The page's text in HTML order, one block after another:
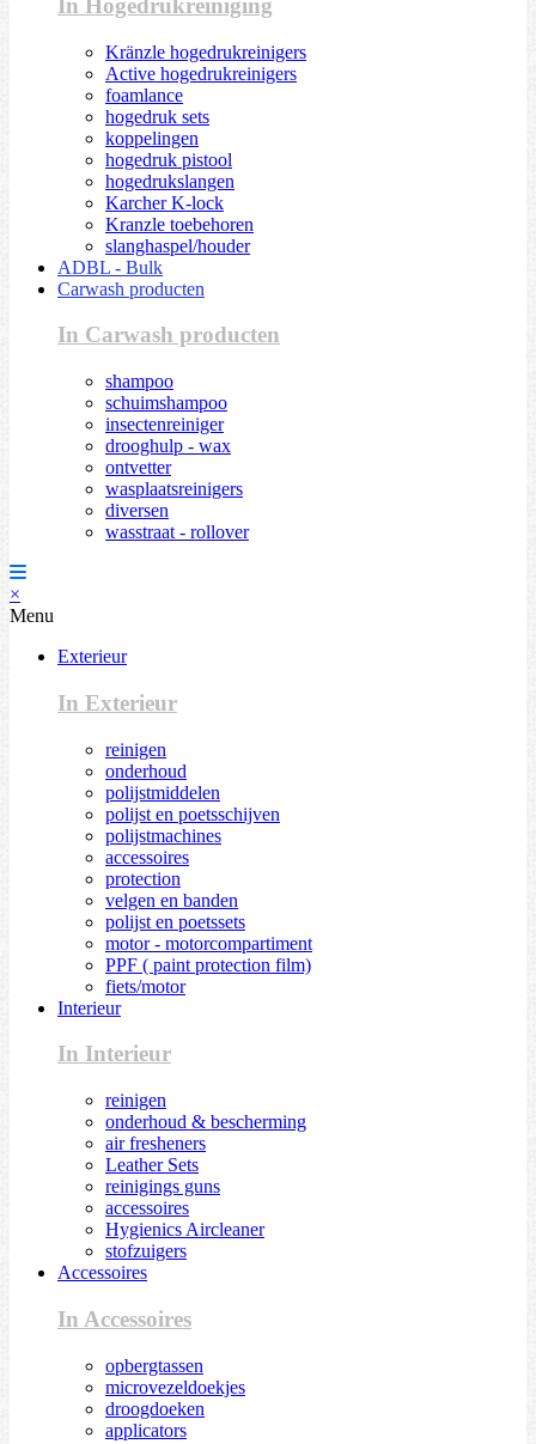
In Hogedrukreiniging
Kränzle hogedrukreinigers
Active hogedrukreinigers
foamlance
hogedruk sets
koppelingen
hogedruk pistool
hogedrukslangen
Karcher K-lock
Kranzle toebehoren
slanghaspel/houder
ADBL - Bulk
Carwash producten
In Carwash producten
shampoo
schuimshampoo
insectenreiniger
drooghulp - wax
ontvetter
wasplaatsreinigers
diversen
wasstraat - rollover
×
Menu
Exterieur
In Exterieur
reinigen
onderhoud
polijstmiddelen
polijst en poetsschijven
polijstmachines
accessoires
protection
velgen en banden
polijst en poetssets
motor - motorcompartiment
PPF ( paint protection film)
fiets/motor
Interieur
In Interieur
reinigen
onderhoud & bescherming
air fresheners
Leather Sets
reinigings guns
accessoires
Hygienics Aircleaner
stofzuigers
Accessoires
In Accessoires
opbergtassen
microvezeldoekjes
droogdoeken
applicators